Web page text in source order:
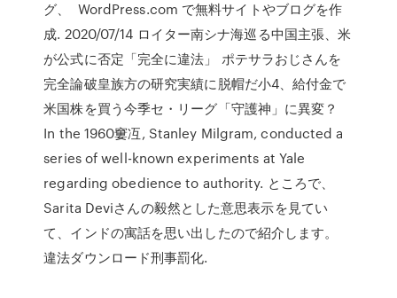
グ、 WordPress.com で無料サイトやブログを作
成. 2020/07/14 ロイター南シナ海巡る中国主張、米
が公式に否定「完全に違法」 ポテサラおじさんを
完全論破皇族方の研究実績に脱帽だ小4、給付金で
米国株を買う今季セ・リーグ「守護神」に異変？
In the 1960窶冱, Stanley Milgram, conducted a
series of well-known experiments at Yale
regarding obedience to authority. ところで、
Sarita Deviさんの毅然とした意思表示を見てい
て、インドの寓話を思い出したので紹介します。
違法ダウンロード刑事罰化.